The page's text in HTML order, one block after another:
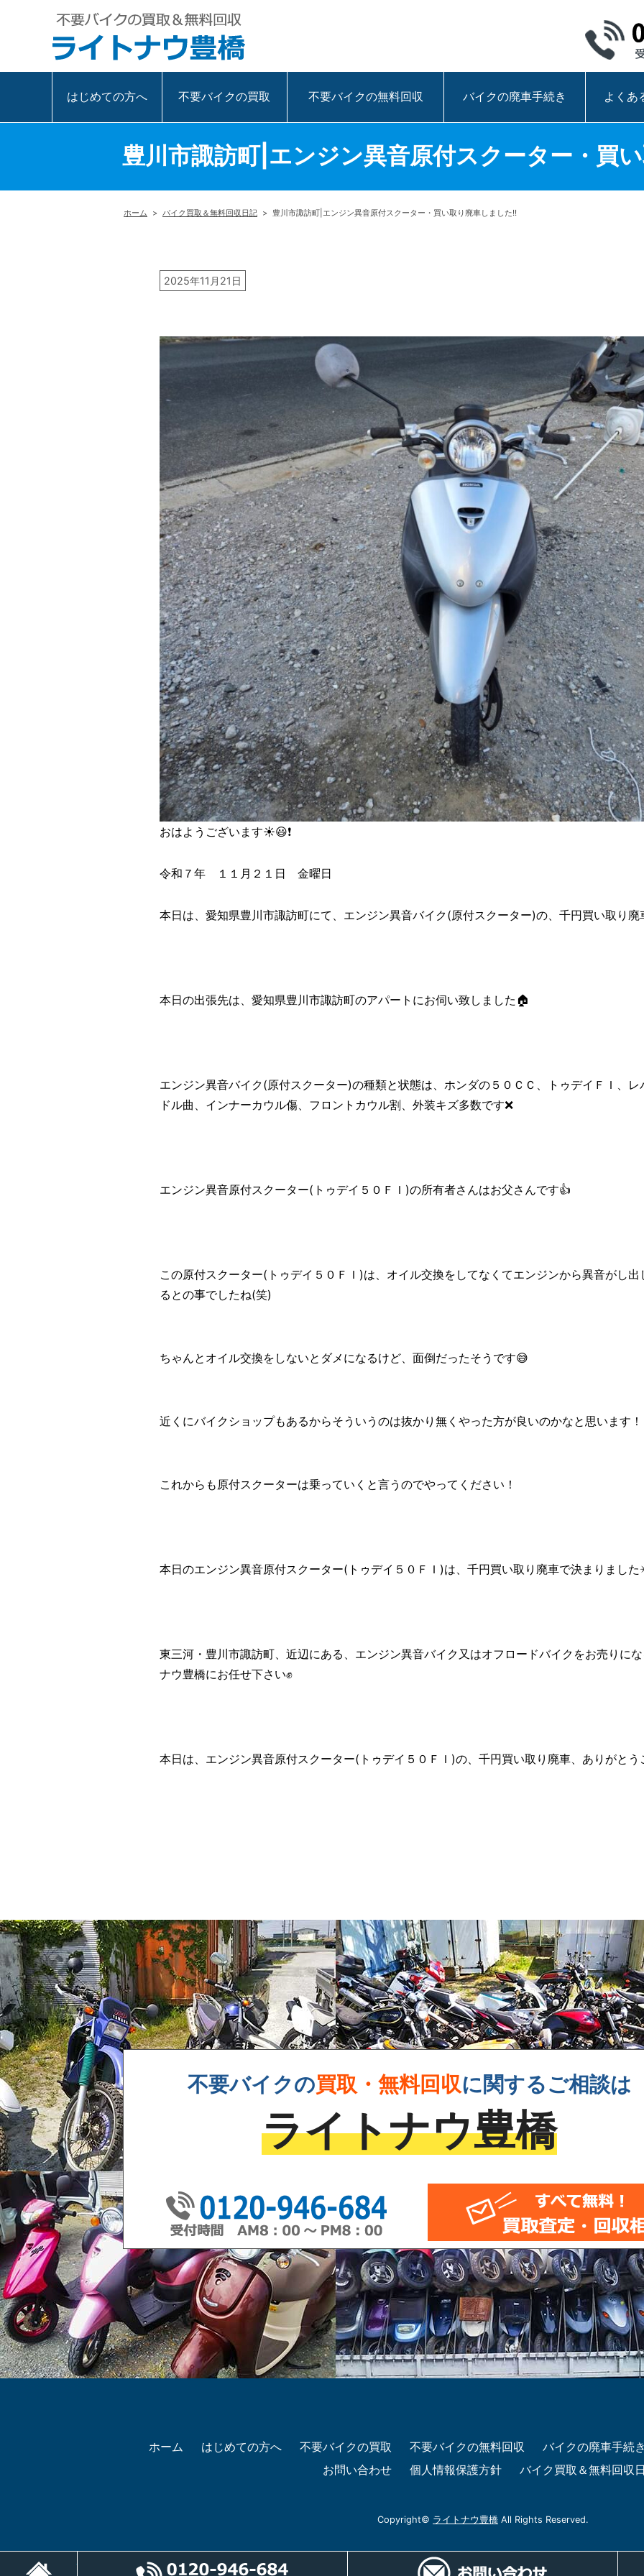
はじめての方へ 不要バイクの買取 不要バイクの無料回収 バイクの廃車手続き よくあ
豊川市諏訪町|エンジン異音原付スクーター・買
ホーム > バイク買取＆無料回収日記 > 豊川市諏訪町|エンジン異音原付スクーター・買い取り廃車しました!!
2025年11月21日
おはようございます☀️😃❗
令和７年 １１月２１日 金曜日
本日は、愛知県豊川市諏訪町にて、エンジン異音バイク(原付スクーター)の、千円買い取り
本日の出張先は、愛知県豊川市諏訪町のアパートにお伺い致しました🏠
エンジン異音バイク(原付スクーター)の種類と状態は、ホンダの５０ＣＣ、トゥデイＦＩ、
ドル曲、インナーカウル傷、フロントカウル割、外装キズ多数です❌
エンジン異音原付スクーター(トゥデイ５０ＦＩ)の所有者さんはお父さんです👍
この原付スクーター(トゥデイ５０ＦＩ)は、オイル交換をしてなくてエンジンから異音がし
るとの事でしたね(笑)
ちゃんとオイル交換をしないとダメになるけど、面倒だったそうです😅
近くにバイクショップもあるからそういうのは抜かり無くやった方が良いのかなと思います！
これからも原付スクーターは乗っていくと言うのでやってください！
本日のエンジン異音原付スクーター(トゥデイ５０ＦＩ)は、千円買い取り廃車で決まりまし
東三河・豊川市諏訪町、近辺にある、エンジン異音バイク又はオフロードバイクをお売りに
ナウ豊橋にお任せ下さい✊
本日は、エンジン異音原付スクーター(トゥデイ５０ＦＩ)の、千円買い取り廃車、ありがとう
不要バイクの買取・無料回収に関するご相談は
ライトナウ豊橋
ホーム はじめての方へ 不要バイクの買取 不要バイクの無料回収
バイクの廃車手続
お問い合わせ
個人情報保護方針 バイク買取＆無料回収
Copyright© ライトナウ豊橋 All Rights Reserved.